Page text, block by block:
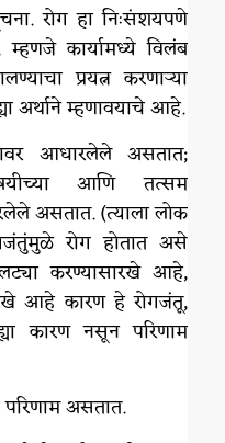
रोग हा निःसंशयपणे
कार्यामध्ये विलंब
प्रयत्न करणाऱ्या
अर्थाने म्हणावयाचे आहे.
आधारलेले असतात;
आणि तत्सम
असतात. (त्याला लोक
रोग होतात असे
करण्यासारखे आहे,
आहे कारण हे रोगजंतू,
कारण नसून परिणाम
परिणाम असतात.